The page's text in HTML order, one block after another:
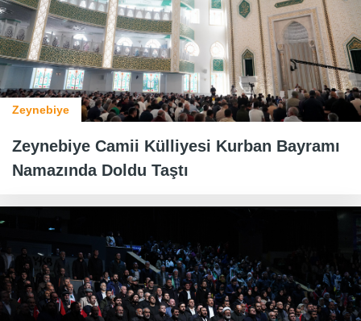
Zeynebiye
Zeynebiye Camii Külliyesi Kurban Bayramı
Namazında Doldu Taştı